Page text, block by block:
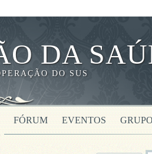
DA
DO SUS
FÓRUM EVENTOS